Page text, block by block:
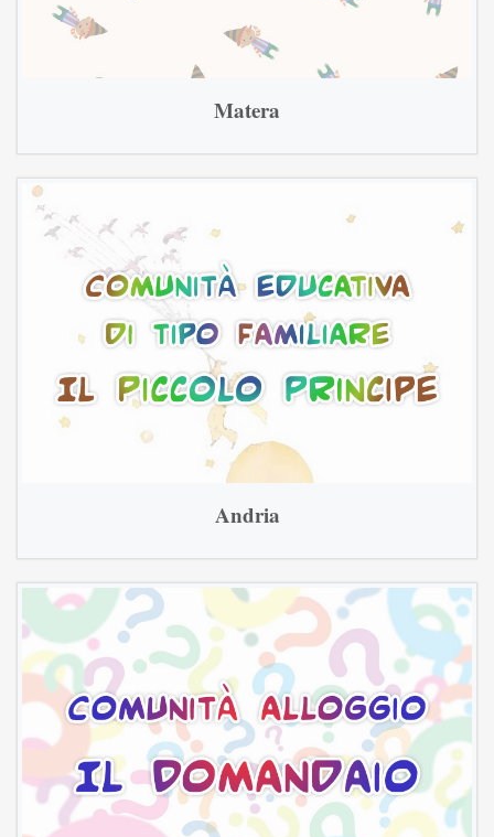
Matera
Andria